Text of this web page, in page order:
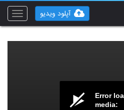
Toggle
آپلود ویدیو
Error
media: